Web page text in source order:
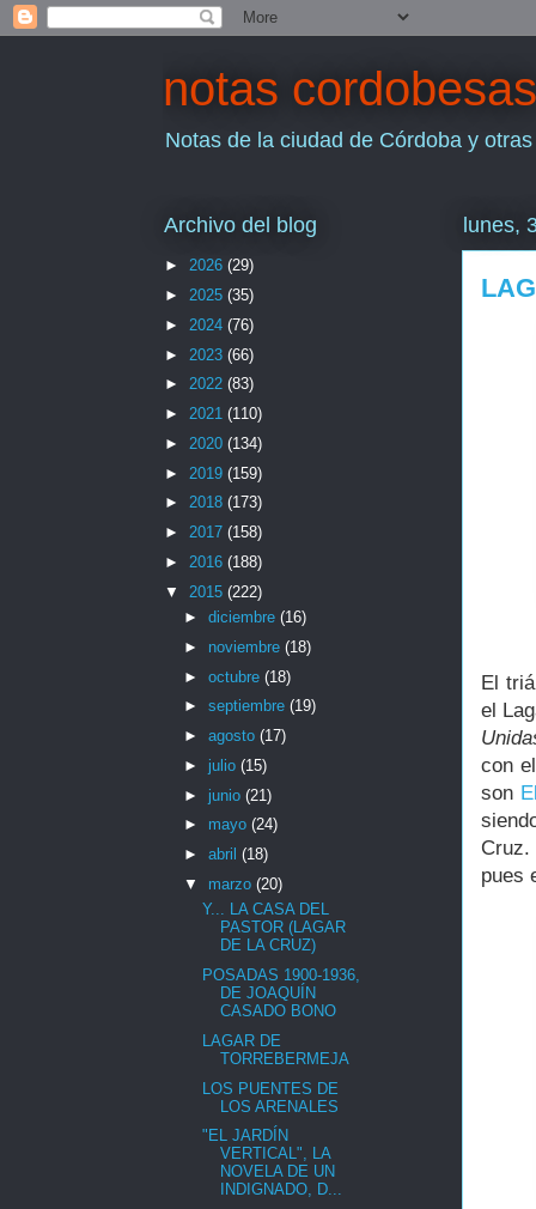
notas cordobesas
Notas de la ciudad de Córdoba y
lunes,
El
el
con
son
Cruz.
pues
Archivo del blog
► 2026 (29)
► 2025 (35)
► 2024 (76)
► 2023 (66)
► 2022 (83)
► 2021 (110)
► 2020 (134)
► 2019 (159)
► 2018 (173)
► 2017 (158)
► 2016 (188)
▼ 2015 (222)
► diciembre (16)
► noviembre (18)
► octubre (18)
► septiembre (19)
► agosto (17)
► julio (15)
► junio (21)
► mayo (24)
► abril (18)
▼ marzo (20)
Y... LA CASA DEL
PASTOR (LAGAR
DE LA CRUZ)
POSADAS 1900-1936,
DE JOAQUÍN
CASADO BONO
LAGAR DE
TORREBERMEJA
LOS PUENTES DE
LOS ARENALES
"EL JARDÍN
VERTICAL", LA
NOVELA DE UN
INDIGNADO, D...